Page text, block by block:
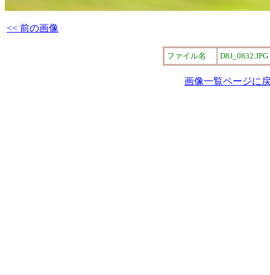
<< 前の画像
ファイル名 D8J_0832.JPG
画像一覧ページに